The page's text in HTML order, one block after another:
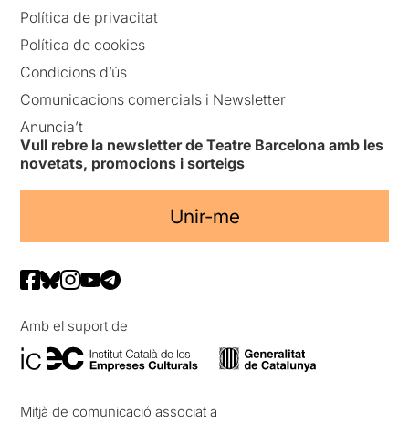
Política de privacitat
Política de cookies
Condicions d’ús
Comunicacions comercials i Newsletter
Anuncia’t
Vull rebre la newsletter de Teatre Barcelona amb les
novetats, promocions i sorteigs
Unir-me
Amb el suport de
Mitjà de comunicació associat a